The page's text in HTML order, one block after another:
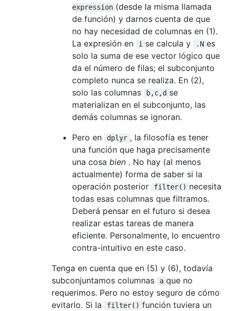
expression (desde la misma llamada
de función) y darnos cuenta de que
no hay necesidad de columnas en (1).
La expresión en
i se calcula y .N es
solo la suma de ese vector lógico que
da el número de filas; el subconjunto
completo nunca se realiza. En (2),
solo las columnas
b,c,d se
materializan en el subconjunto, las
demás columnas se ignoran.
Pero en
dplyr , la filosofía es tener
una función que haga precisamente
una cosa bien . No hay (al menos
actualmente) forma de saber si la
operación posterior
filter() necesita
todas esas columnas que filtramos.
Deberá pensar en el futuro si desea
realizar estas tareas de manera
eficiente. Personalmente, lo encuentro
contra-intuitivo en este caso.
Tenga en cuenta que en (5) y (6), todavía
subconjuntamos columnas
a que no
requerimos. Pero no estoy seguro de cómo
evitarlo. Si la
filter() función tuviera un